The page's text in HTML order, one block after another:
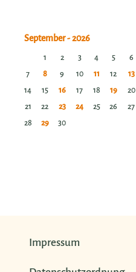
1 2 3 4 5
6
7
8 9 10 11 12
13
14
15 16 17 18 19
20
21
22 23 24 25 26
27
28
29 30
Impressum